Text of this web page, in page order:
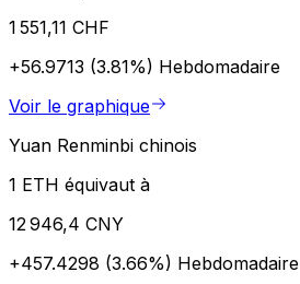
1 551,11 CHF
+56.9713 (3.81%) Hebdomadaire
Voir le graphique
Yuan Renminbi chinois
1 ETH équivaut à
12 946,4 CNY
+457.4298 (3.66%) Hebdomadaire